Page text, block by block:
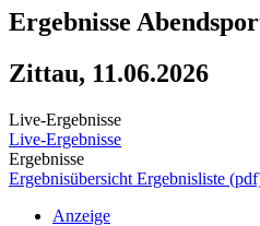
Ergebnisse
Zittau, 11.06.2026
Live-Ergebnisse
Live-Ergebnisse
Ergebnisse
Ergebnisübersicht Ergebnisliste
Anzeige